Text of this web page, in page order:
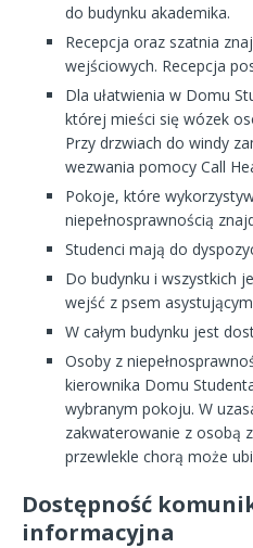
do budynku akademika.
Recepcja oraz szatnia
wejściowych. Recepcja
Dla ułatwienia w Domu
której mieści się wózek
Przy drzwiach do windy
wezwania pomocy Call
Pokoje, które
niepełnosprawnością
Studenci mają do
Do budynku i wszystkich
wejść z psem
W całym budynku jest
Osoby z
kierownika Domu
wybranym pokoju. W
zakwaterowanie z osobą
przewlekle chorą może
Dostępność
informacyjna